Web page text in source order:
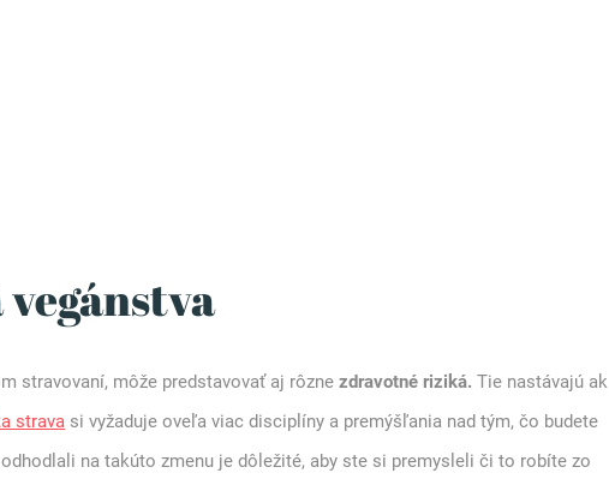
stravovaní, môže predstavovať aj rôznezdravotné riziká.Tie nastávajú ak
strava si vyžaduje oveľa viac disciplíny a premýšľania nad tým, čo budete
na takúto zmenu je dôležité, aby ste si premysleli či to robíte zo